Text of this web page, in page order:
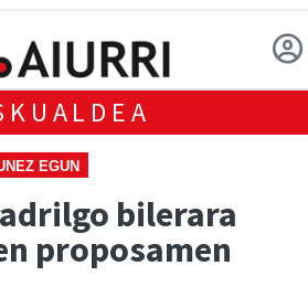
EGUN
bilerara
proposamen